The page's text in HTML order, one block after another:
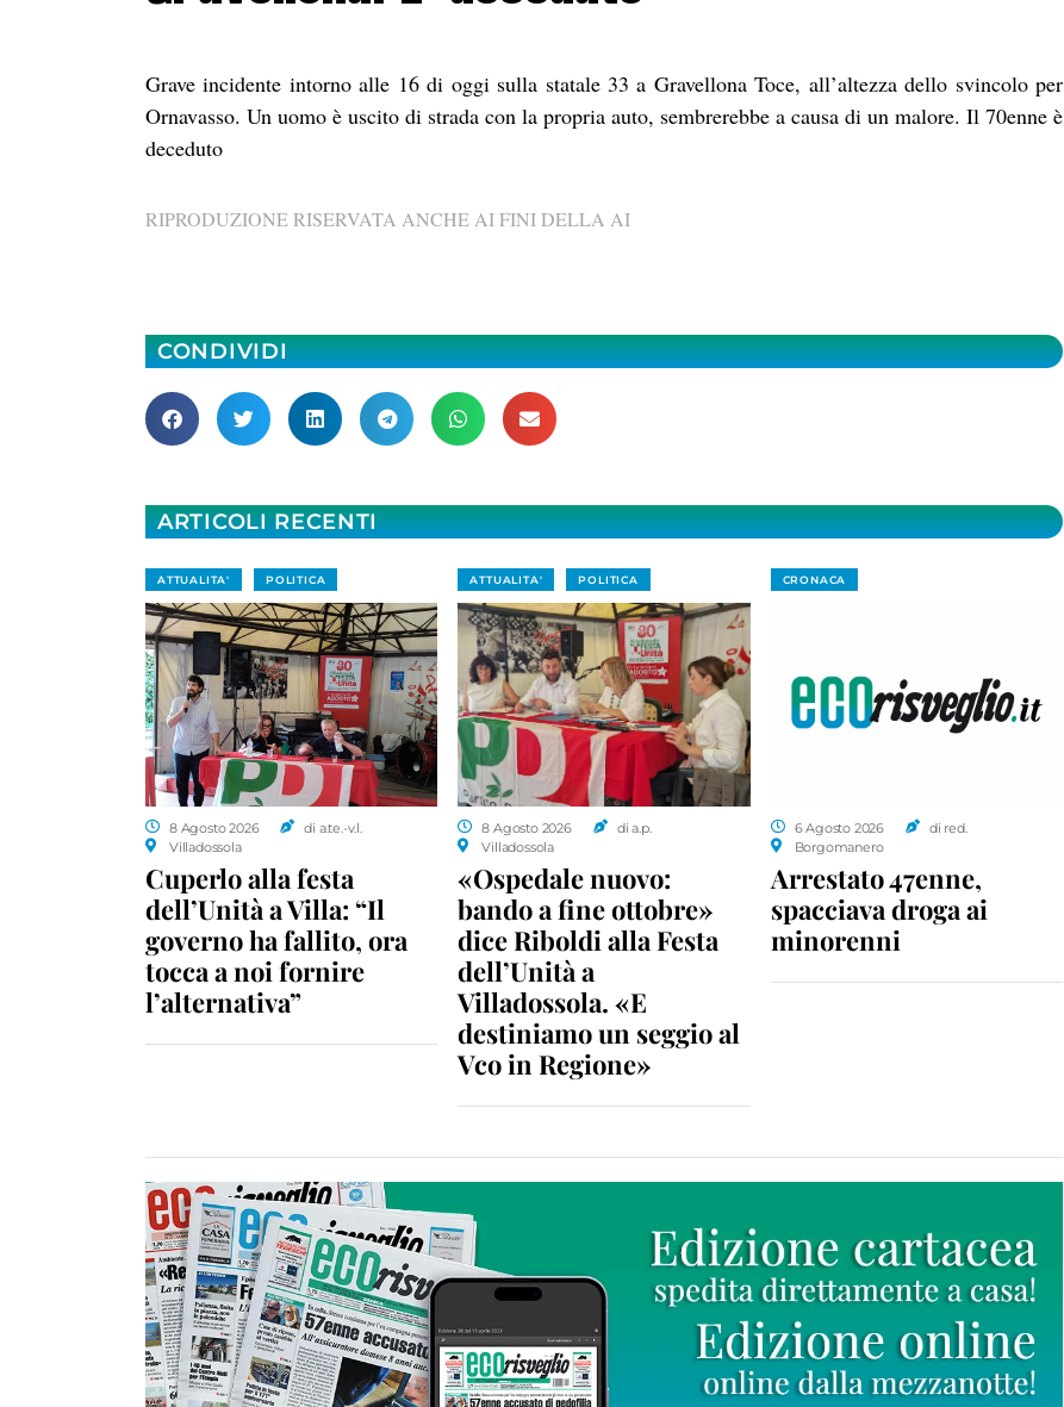
Grave incidente intorno alle 16 di oggi sulla statale 33 a Gravellona Toce, all’altezza dello svincolo per
Ornavasso. Un uomo è uscito di strada con la propria auto, sembrerebbe a causa di un malore. Il 70enne è
deceduto
RIPRODUZIONE RISERVATA ANCHE AI FINI DELLA AI
CONDIVIDI
ARTICOLI RECENTI
ATTUALITA' POLITICA
8 Agosto 2026
di a.te.-v.l.
Villadossola
Cuperlo alla festa
dell’Unità a Villa: “Il
governo ha fallito, ora
tocca a noi fornire
l’alternativa”
ATTUALITA' POLITICA
8 Agosto 2026
di a.p.
Villadossola
«Ospedale nuovo:
bando a fine ottobre»
dice Riboldi alla Festa
dell’Unità a
Villadossola. «E
destiniamo un seggio al
Vco in Regione»
CRONACA
6 Agosto 2026
di red.
Borgomanero
Arrestato 47enne,
spacciava droga ai
minorenni